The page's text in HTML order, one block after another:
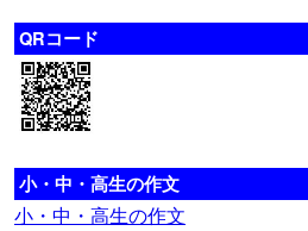
QRコード
小・中・高生の作文
小・中・高生の作文